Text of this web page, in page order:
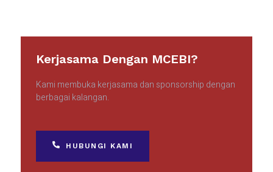
Kerjasama Dengan MCEBI?
Kami membuka kerjasama dan sponsorship dengan
berbagai kalangan.
HUBUNGI KAMI